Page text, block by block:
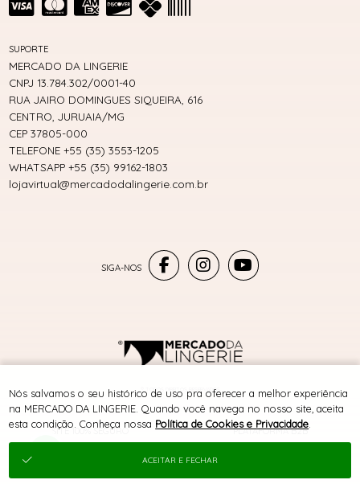
SITE 100% SEGURO PLATAFORMA B2B
SUPORTE
MERCADO DA LINGERIE
CNPJ 13.784.302/0001-40
RUA JAIRO DOMINGUES SIQUEIRA, 616
CENTRO, JURUAIA/MG
CEP 37805-000
TELEFONE +55 (35) 3553-1205
WHATSAPP +55 (35) 99162-1803
lojavirtual@mercadodalingerie.com.br
® TODOS DIREITOS RESERVADOS
Nós salvamos o seu histórico de uso pra oferecer a melhor experiência
na MERCADO DA LINGERIE. Quando você navega no nosso site, aceita
esta condição. Conheça nossa Política de Cookies e Privacidade
ACEITAR E FECHAR